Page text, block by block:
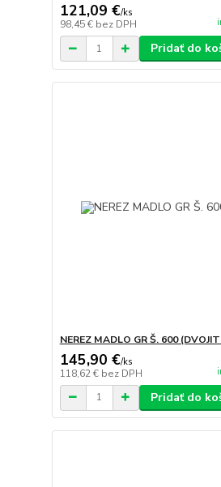
121,09 €/ks
98,45 € bez DPH
Pridať do
NEREZ MADLO GR Š. 600
145,90 €/ks
118,62 € bez DPH
Pridať do